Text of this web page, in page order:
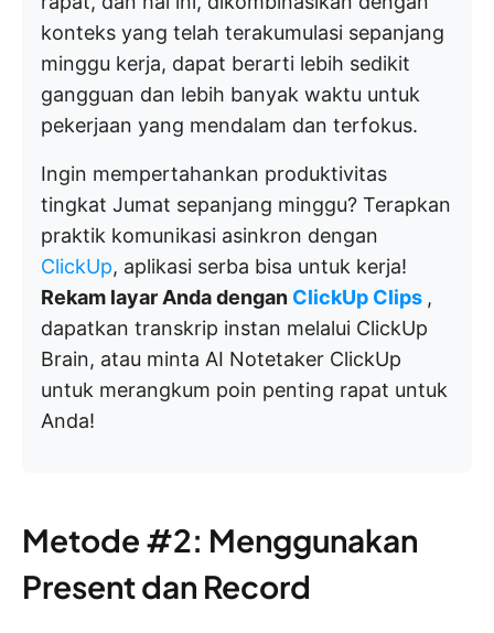
konteks yang telah terakumulasi sepanjang
minggu kerja, dapat berarti lebih sedikit
gangguan dan lebih banyak waktu untuk
pekerjaan yang mendalam dan terfokus.
Ingin mempertahankan produktivitas
tingkat Jumat sepanjang minggu? Terapkan
praktik komunikasi asinkron dengan
ClickUp, aplikasi serba bisa untuk kerja!
Rekam layar Anda dengan ClickUp Clips ,
dapatkan transkrip instan melalui ClickUp
Brain, atau minta AI Notetaker ClickUp
untuk merangkum poin penting rapat untuk
Anda!
Metode #2: Menggunakan
Present dan Record